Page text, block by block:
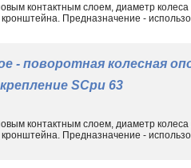
контактным слоем, диаметр
Предназначение -
- поворотная колесная
SCpu 63
контактным слоем, диаметр
Предназначение -